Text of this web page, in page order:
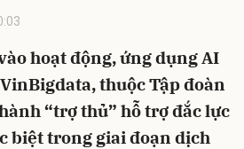
hoạt động, ứng dụng AI
thuộc Tập đoàn
“trợ thủ” hỗ trợ đắc lực
biệt trong giai đoạn dịch
Hủy